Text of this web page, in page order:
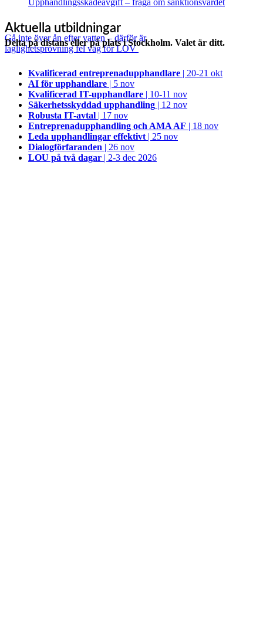
Gå inte över ån efter vatten – därför är
laglighetsprövning fel väg för LOV
Aktuella utbildningar
Delta på distans eller på plats i Stockholm. Valet är ditt.
Kvalificerad entreprenad­upphandlare | 20-21 okt
AI för upphandlare | 5 nov
Kvalificerad IT-upphandlare | 10-11 nov
Säkerhetsskyddad upphandling | 12 nov
Robusta IT-avtal | 17 nov
Entreprenadupphandling och AMA AF | 18 nov
Leda upphandlingar effektivt | 25 nov
Dialogförfaranden | 26 nov
LOU på två dagar | 2-3 dec 2026